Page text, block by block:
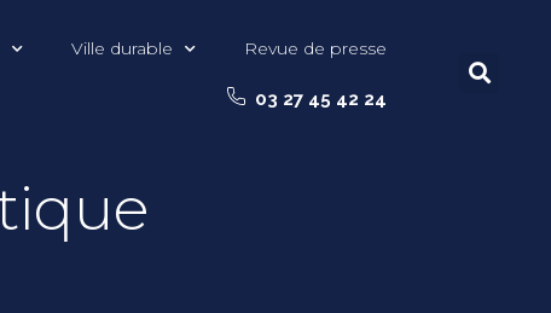
Ville durable Revue de presse
03 27 45 42 24